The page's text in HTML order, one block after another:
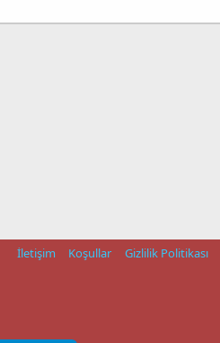
İletişim Koşullar Gizlilik Politikası